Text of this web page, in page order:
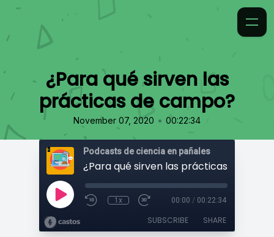
¿Para qué sirven las
prácticas de campo?
November 07, 2020 • 00:22:34
Podcasts de ciencia en pañales
¿Para qué sirven las prácticas de
1x 00:00 / 00:22:34
SUBSCRIBE SHARE